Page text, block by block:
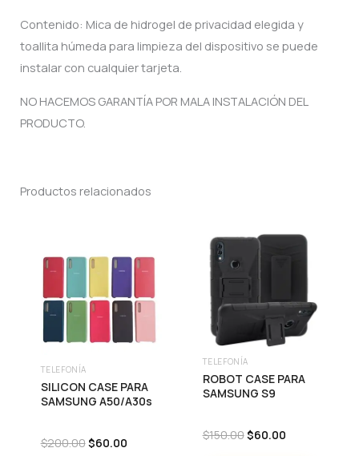
Contenido: Mica de hidrogel de privacidad elegida y
toallita húmeda para limpieza del dispositivo se puede
instalar con cualquier tarjeta.
NO HACEMOS GARANTÍA POR MALA INSTALACIÓN DEL
PRODUCTO.
Productos relacionados
TELEFONÍA
SILICON CASE PARA
SAMSUNG A50/A30s
$200.00Original
$60.00Current
TELEFONÍA
ROBOT CASE PARA
SAMSUNG S9
$150.00Original
$60.00Current